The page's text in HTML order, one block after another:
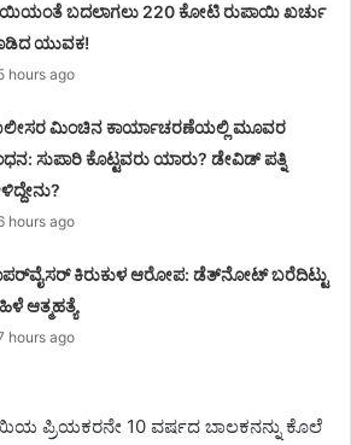
ಬದಲಾಗಲು 220 ಕೋಟಿ ರುಪಾಯಿ ಖರ್ಚು
ಯುವಕ!
hours ago
ಮಿಂಚಿನ ಕಾರ್ಯಾಚರಣೆಯಲ್ಲಿ ಮೂವರ
ಸುಪಾರಿ ಕೊಟ್ಟವರು ಯಾರು? ಡೇವಿಡ್ ಪತ್ನಿ
hours ago
ಕಿರುಕುಳ ಆರೋಪ: ಡೆತ್‌ನೋಟ್‌ ಬರೆದಿಟ್ಟು
ಆತ್ಮಹತ್ಯೆ
hours ago
ಪ್ರಿಯಕರನೇ 10 ವರ್ಷದ ಬಾಲಕನನ್ನು ಕೊಲೆ